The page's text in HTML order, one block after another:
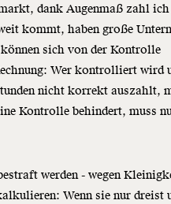
dank Augenmaß zahl
kommt, haben große
sich von der Kontrolle
Wer kontrolliert wird
nicht korrekt auszahlt,
Kontrolle behindert, muss
werden - wegen
Wenn sie nur dreist